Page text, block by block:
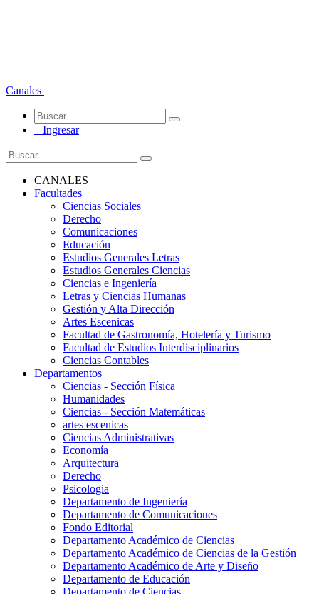
Canales
Ingresar
CANALES
Facultades
Ciencias Sociales
Derecho
Comunicaciones
Educación
Estudios Generales Letras
Estudios Generales Ciencias
Ciencias e Ingeniería
Letras y Ciencias Humanas
Gestión y Alta Dirección
Artes Escenicas
Facultad de Gastronomía, Hotelería y Turismo
Facultad de Estudios Interdisciplinarios
Ciencias Contables
Departamentos
Ciencias - Sección Física
Humanidades
Ciencias - Sección Matemáticas
artes escenicas
Ciencias Administrativas
Economía
Arquitectura
Derecho
Psicologia
Departamento de Ingeniería
Departamento de Comunicaciones
Fondo Editorial
Departamento Académico de Ciencias
Departamento Académico de Ciencias de la Gestión
Departamento Académico de Arte y Diseño
Departamento de Educación
Departamento de Ciencias